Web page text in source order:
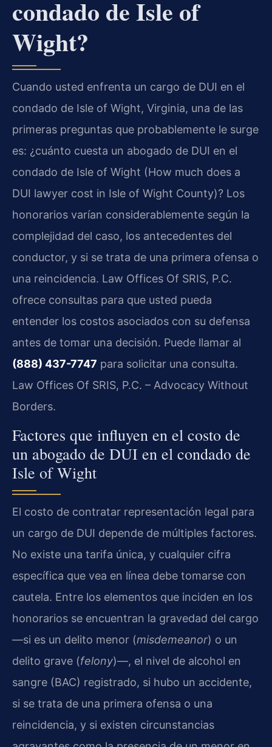
condado de Isle of
Wight?
Cuando usted enfrenta un cargo de DUI en el
condado de Isle of Wight, Virginia, una de las
primeras preguntas que probablemente le surge
es: ¿cuánto cuesta un abogado de DUI en el
condado de Isle of Wight (How much does a
DUI lawyer cost in Isle of Wight County)? Los
honorarios varían considerablemente según la
complejidad del caso, los antecedentes del
conductor, y si se trata de una primera ofensa o
una reincidencia. Law Offices Of SRIS, P.C.
ofrece consultas para que usted pueda
entender los costos asociados con su defensa
antes de tomar una decisión. Puede llamar al
(888) 437-7747 para solicitar una consulta.
Law Offices Of SRIS, P.C. – Advocacy Without
Borders.
Factores que influyen en el costo de
un abogado de DUI en el condado de
Isle of Wight
El costo de contratar representación legal para
un cargo de DUI depende de múltiples factores.
No existe una tarifa única, y cualquier cifra
específica que vea en línea debe tomarse con
cautela. Entre los elementos que inciden en los
honorarios se encuentran la gravedad del cargo
—si es un delito menor (misdemeanor) o un
delito grave (felony)—, el nivel de alcohol en
sangre (BAC) registrado, si hubo un accidente,
si se trata de una primera ofensa o una
reincidencia, y si existen circunstancias